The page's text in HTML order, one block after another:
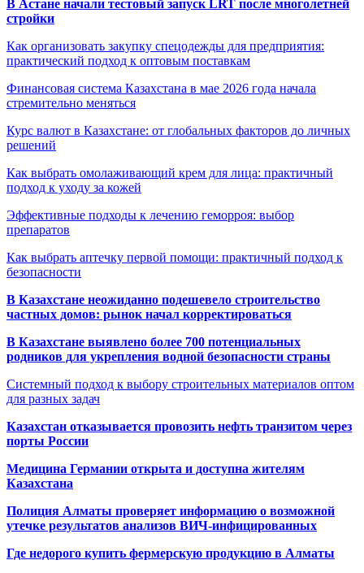
В Астане начали тестовый запуск LRT после многолетней
стройки
Как организовать закупку спецодежды для предприятия:
практический подход к оптовым поставкам
Финансовая система Казахстана в мае 2026 года начала
стремительно меняться
Курс валют в Казахстане: от глобальных факторов до личных
решений
Как выбрать омолаживающий крем для лица: практичный
подход к уходу за кожей
Эффективные подходы к лечению геморроя: выбор
препаратов
Как выбрать аптечку первой помощи: практичный подход к
безопасности
В Казахстане неожиданно подешевело строительство
частных домов: рынок начал корректироваться
В Казахстане выявлено более 700 потенциальных
родников для укрепления водной безопасности страны
Системный подход к выбору строительных материалов оптом
для разных задач
Казахстан отказывается провозить нефть транзитом через
порты России
Медицина Германии открыта и доступна жителям
Казахстана
Полиция Алматы проверяет информацию о возможной
утечке результатов анализов ВИЧ-инфицированных
Где недорого купить фермерскую продукцию в Алматы